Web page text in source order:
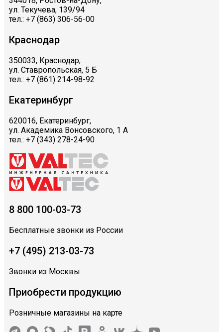
ул. Текучева, 139/94
тел.: +7 (863) 306-56-00
Краснодар
350033, Краснодар,
ул. Ставропольская, 5 Б
тел.: +7 (861) 214-98-92
Екатеринбург
620016, Екатеринбург,
ул. Академика Вонсовского, 1 А
тел.: +7 (343) 278-24-90
8 800 100-03-73
Бесплатные звонки из России
+7 (495) 213-03-73
Звонки из Москвы
Приобрести продукцию
Розничные магазины на карте